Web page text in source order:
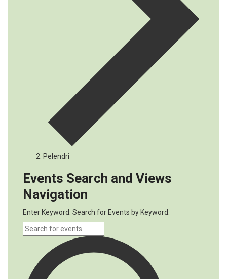
Pelendri
Events
Events Search and Views
Navigation
Enter Keyword. Search for Events by Keyword.